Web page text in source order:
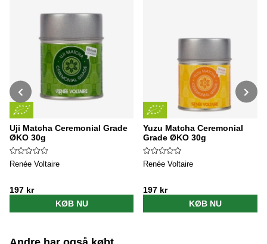
Uji Matcha Ceremonial Grade
ØKO 30g
Renée Voltaire
197 kr
KØB NU
Yuzu Matcha Ceremonial
Grade ØKO 30g
Renée Voltaire
197 kr
KØB NU